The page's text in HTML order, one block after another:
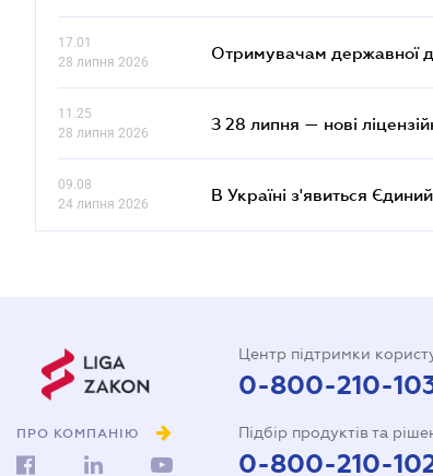
17.01
28 липня 2026
Отримувачам державної
11.25
28 липня 2026
З 28 липня — нові
09.08
24 липня 2026
В Україні з'явиться
ПРО КОМПАНІЮ
Центр підтримки
0-800-210-
Підбір продуктів та
0-800-210-